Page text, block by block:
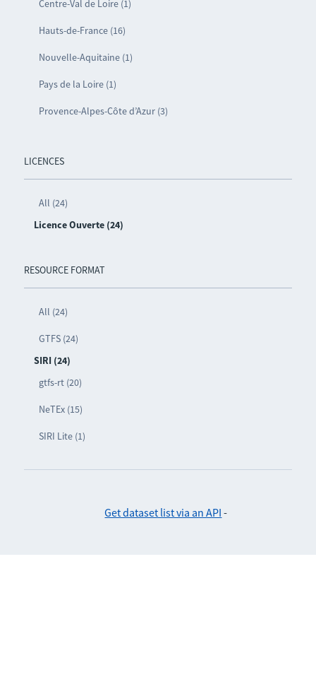
Centre-Val de Loire (1)
Hauts-de-France (16)
Nouvelle-Aquitaine (1)
Pays de la Loire (1)
Provence-Alpes-Côte d’Azur (3)
LICENCES
All (24)
Licence Ouverte (24)
RESOURCE FORMAT
All (24)
GTFS (24)
SIRI (24)
gtfs-rt (20)
NeTEx (15)
SIRI Lite (1)
Get dataset list via an API -